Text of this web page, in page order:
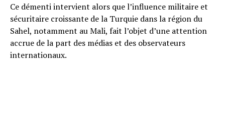
Ce démenti intervient alors que l’influence militaire et
sécuritaire croissante de la Turquie dans la région du
Sahel, notamment au Mali, fait l’objet d’une attention
accrue de la part des médias et des observateurs
internationaux.